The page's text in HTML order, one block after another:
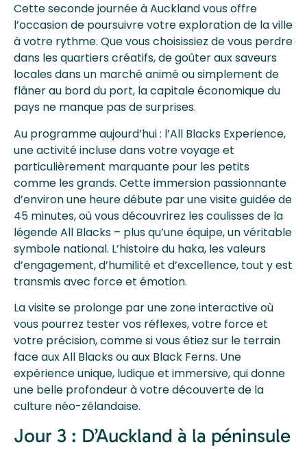
Cette seconde journée à Auckland vous offre
l’occasion de poursuivre votre exploration de la ville
à votre rythme. Que vous choisissiez de vous perdre
dans les quartiers créatifs, de goûter aux saveurs
locales dans un marché animé ou simplement de
flâner au bord du port, la capitale économique du
pays ne manque pas de surprises.
Au programme aujourd’hui : l’All Blacks Experience,
une activité incluse dans votre voyage et
particulièrement marquante pour les petits
comme les grands. Cette immersion passionnante
d’environ une heure débute par une visite guidée de
45 minutes, où vous découvrirez les coulisses de la
légende All Blacks – plus qu’une équipe, un véritable
symbole national. L’histoire du haka, les valeurs
d’engagement, d’humilité et d’excellence, tout y est
transmis avec force et émotion.
La visite se prolonge par une zone interactive où
vous pourrez tester vos réflexes, votre force et
votre précision, comme si vous étiez sur le terrain
face aux All Blacks ou aux Black Ferns. Une
expérience unique, ludique et immersive, qui donne
une belle profondeur à votre découverte de la
culture néo-zélandaise.
Jour 3 : D’Auckland à la péninsule